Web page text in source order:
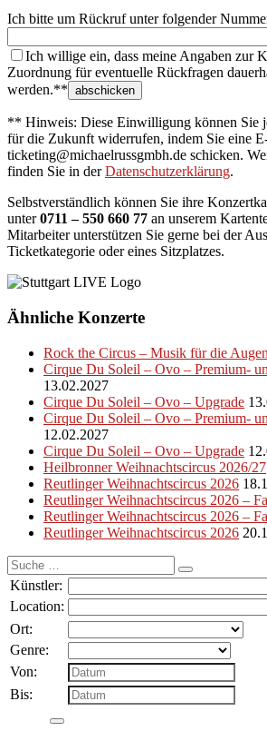
Ich bitte um Rückruf unter folgender
Ich willige ein, dass meine Angaben zur
Zuordnung für eventuelle Rückfragen
werden.**
** Hinweis: Diese Einwilligung können Sie
für die Zukunft widerrufen, indem Sie eine
ticketing@michaelrussgmbh.de schicken.
finden Sie in derDatenschutzerklärung.
Selbstverständlich können Sie ihre
unter0711 – 550 660 77 an unserem
Mitarbeiter unterstützen Sie gerne bei der
Ticketkategorie oder eines Sitzplatzes.
Ähnliche Konzerte
Rock the Circus – Musik für die Augen
Cirque Du Soleil – Ovo – Premium-
13.02.2027
Cirque Du Soleil – Ovo – Upgrade
Cirque Du Soleil – Ovo – Premium-
12.02.2027
Cirque Du Soleil – Ovo – Upgrade
Heilbronner Weihnachtscircus 2026/27
Reutlinger Weihnachtscircus 2026
Reutlinger Weihnachtscircus 2026 –
Reutlinger Weihnachtscircus 2026 –
Reutlinger Weihnachtscircus 2026
Suche
nach:
Künstler:
Location:
Ort:
Genre:
Von:
Bis: